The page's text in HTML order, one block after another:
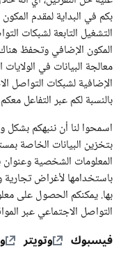
بكم في البداية لمقدم
التشغيل التابعة لشبكات
المكون الإضافي وتحفظ
معالجة البيانات في
الإضافية لشبكات التواصل
بالنسبة لكم عبر التفاعل
اسمحوا لنا أن ننبهكم
بتخزين البيانات الخاصة
باستخدامها لأغراض
بها. يمكنكم الحصول على
التواصل الاجتماعي عبر
فيسبوك وتويتر